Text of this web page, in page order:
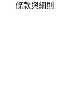
條款與細則